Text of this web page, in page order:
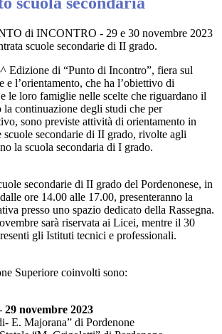
di INCONTRO - 29 e 30 novembre 2023
scuole secondarie di II grado.
Edizione di “Punto di Incontro”, fiera sul
e l’orientamento, che ha l’obiettivo di
le loro famiglie nelle scelte che riguardano il
continuazione degli studi che per
sono previste attività di orientamento in
scuole secondarie di II grado, rivolte agli
la scuola secondaria di I grado.
secondarie di II grado del Pordenonese, in
ore 14.00 alle 17.00, presenteranno la
presso uno spazio dedicato della Rassegna.
sarà riservata ai Licei, mentre il 30
gli Istituti tecnici e professionali.
Superiore coinvolti sono:
novembre 2023
E. Majorana” di Pordenone